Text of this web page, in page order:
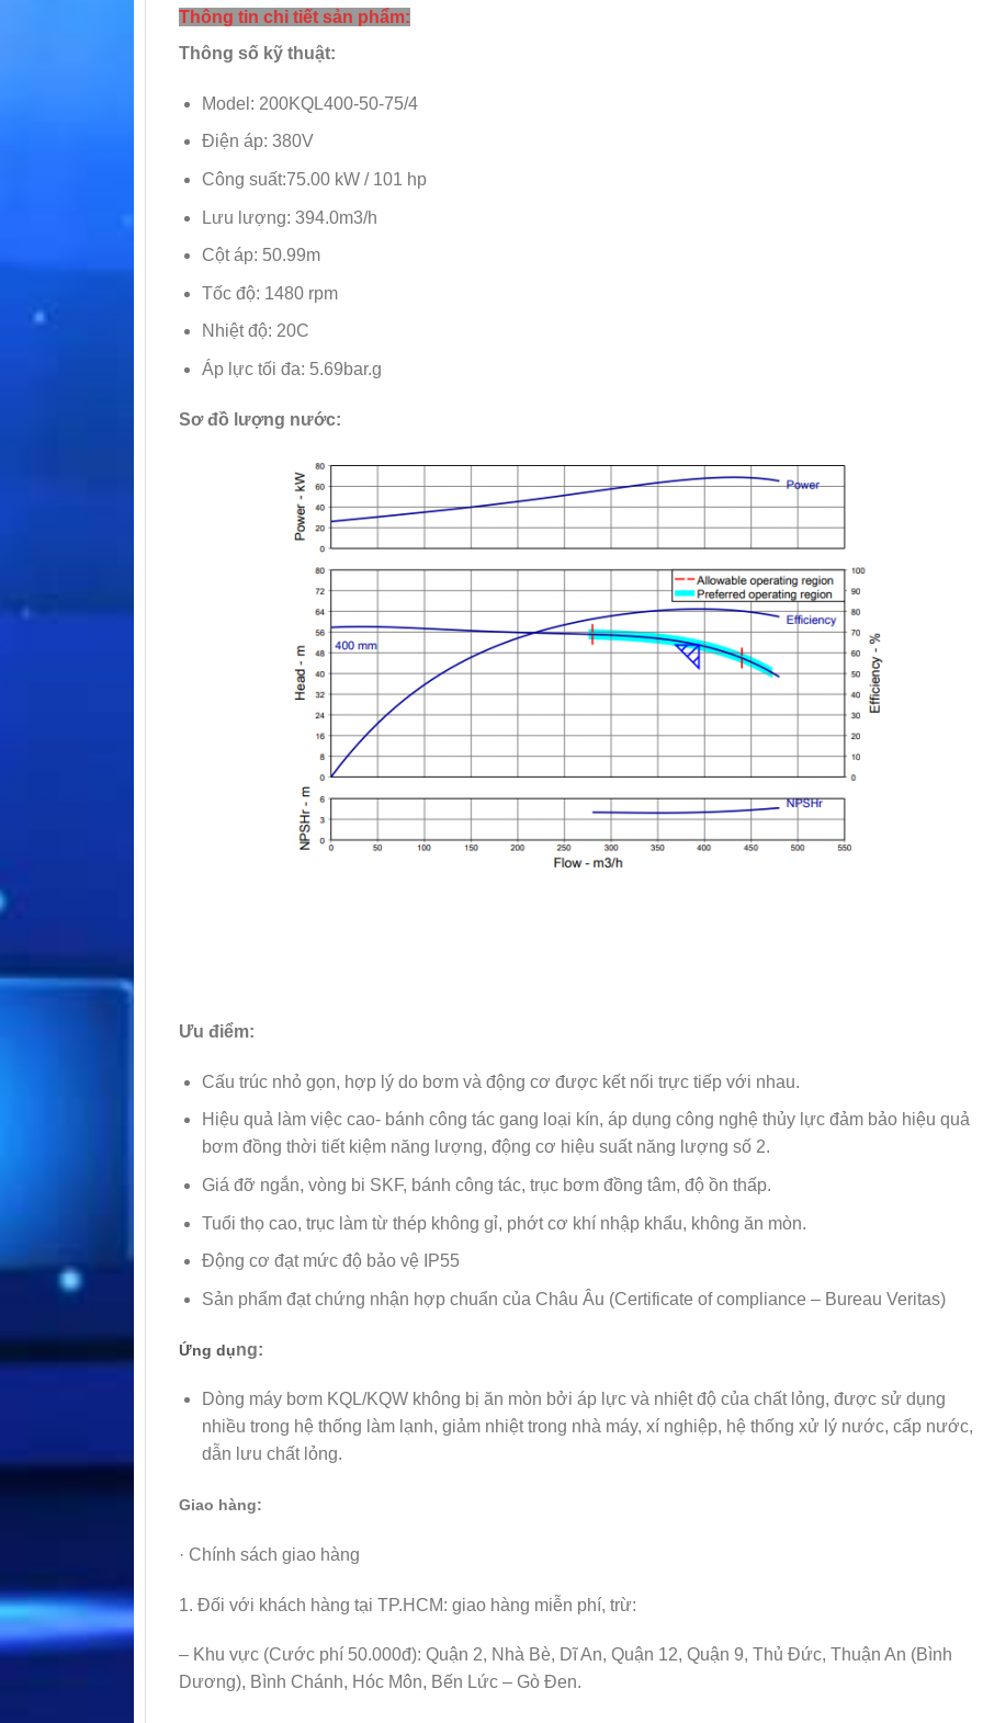
Thông tin chi tiết sản phẩm:
Thông số kỹ thuật:
Model: 200KQL400-50-75/4
Điện áp: 380V
Công suất:75.00 kW / 101 hp
Lưu lượng: 394.0m3/h
Cột áp: 50.99m
Tốc độ: 1480 rpm
Nhiệt độ: 20C
Áp lực tối đa: 5.69bar.g
Sơ đồ lượng nước:
Ưu điểm:
Cấu trúc nhỏ gọn, hợp lý do bơm và động cơ được kết nối trực tiếp với nhau.
Hiệu quả làm việc cao- bánh công tác gang loại kín, áp dụng công nghệ thủy lực đảm bảo hiệu quả
bơm đồng thời tiết kiệm năng lượng, động cơ hiệu suất năng lượng số 2.
Giá đỡ ngắn, vòng bi SKF, bánh công tác, trục bơm đồng tâm, độ ồn thấp.
Tuổi thọ cao, trục làm từ thép không gỉ, phớt cơ khí nhập khẩu, không ăn mòn.
Động cơ đạt mức độ bảo vệ IP55
Sản phẩm đạt chứng nhận hợp chuẩn của Châu Âu (Certificate of compliance – Bureau Veritas)
Ứng dụng:
Dòng máy bơm KQL/KQW không bị ăn mòn bởi áp lực và nhiệt độ của chất lỏng, được sử dụng
nhiều trong hệ thống làm lạnh, giảm nhiệt trong nhà máy, xí nghiệp, hệ thống xử lý nước, cấp nước,
dẫn lưu chất lỏng.
Giao hàng:
· Chính sách giao hàng
1. Đối với khách hàng tại TP.HCM: giao hàng miễn phí, trừ:
– Khu vực (Cước phí 50.000đ): Quận 2, Nhà Bè, Dĩ An, Quận 12, Quận 9, Thủ Đức, Thuận An (Bình
Dương), Bình Chánh, Hóc Môn, Bến Lức – Gò Đen.